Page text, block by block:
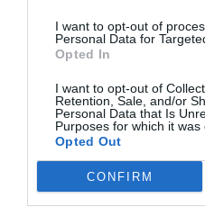
I want to opt-out of
Personal Data for
Opted In
I want to opt-out of
Retention, Sale, and/or
Personal Data that Is
Purposes for which it was
Opted Out
CONFIRM